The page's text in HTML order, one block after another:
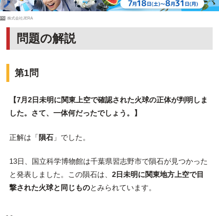
PR 株式会社JERA
問題の解説
第1問
【7月2日未明に関東上空で確認された火球の正体が判明しま
した。さて、一体何だったでしょう。】
正解は「隕石」でした。
13日、国立科学博物館は千葉県習志野市で隕石が見つかった
と発表しました。この隕石は、 2日未明に関東地方上空で目
撃された火球と同じものとみられています。